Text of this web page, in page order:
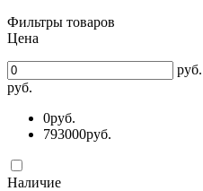
Фильтры товаров
Цена
руб.
руб.
0руб.
793000руб.
Наличие